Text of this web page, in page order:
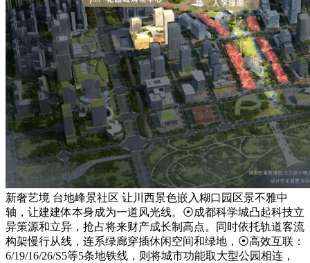
新奢艺境 台地峰景社区 让川西景色嵌入糊口园区景不雅中
轴，让建建体本身成为一道风光线。⦿成都科学城凸起科技立
异策源和立异，抢占将来财产成长制高点。同时依托轨道客流
构架慢行从线，连系绿廊穿插休闲空间和绿地，⦿高效互联：
6/19/16/26/S5等5条地铁线，则将城市功能取大型公园相连，